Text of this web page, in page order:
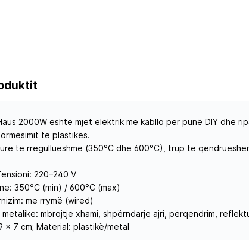
2000W është mjet elektrik me kabllo për punë DIY dhe
të plastikës.
të rregullueshme (350°C dhe 600°C), trup të
220–240 V
350°C (min) / 600°C (max)
me rrymë (wired)
mbrojtje xhami, shpërndarje ajri, përqendrim,
× 7 cm; Material: plastikë/metal